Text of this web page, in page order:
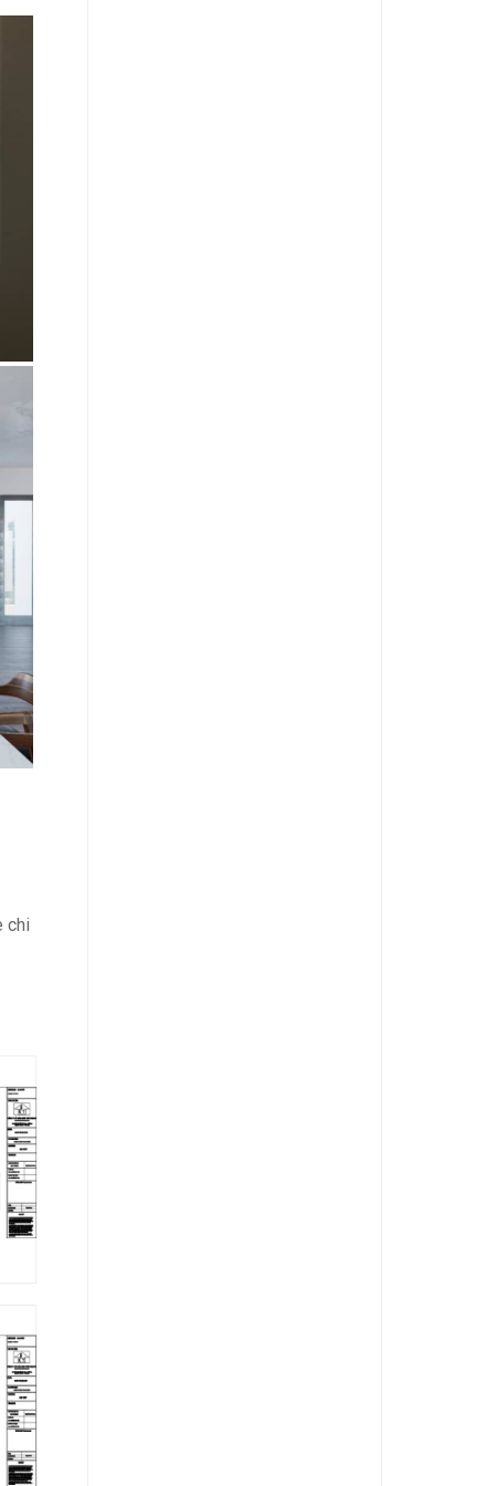
chi